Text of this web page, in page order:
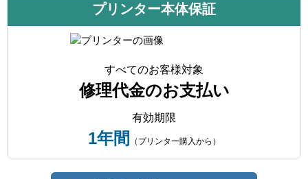
プリンター本体保証
すべてのお客様対象
修理代金のお支払い
有効期限
1年間 （プリンター購入から）